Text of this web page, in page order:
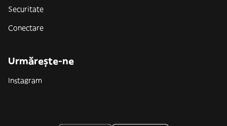
Securitate
Conectare
Urmărește-ne
Instagram